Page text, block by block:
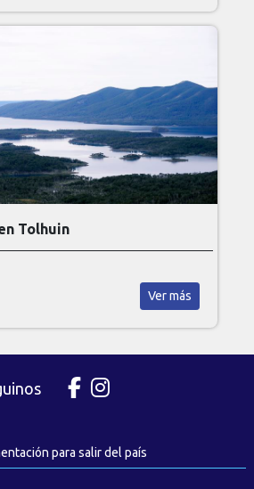
Tolhuin
Ver más
para salir del país